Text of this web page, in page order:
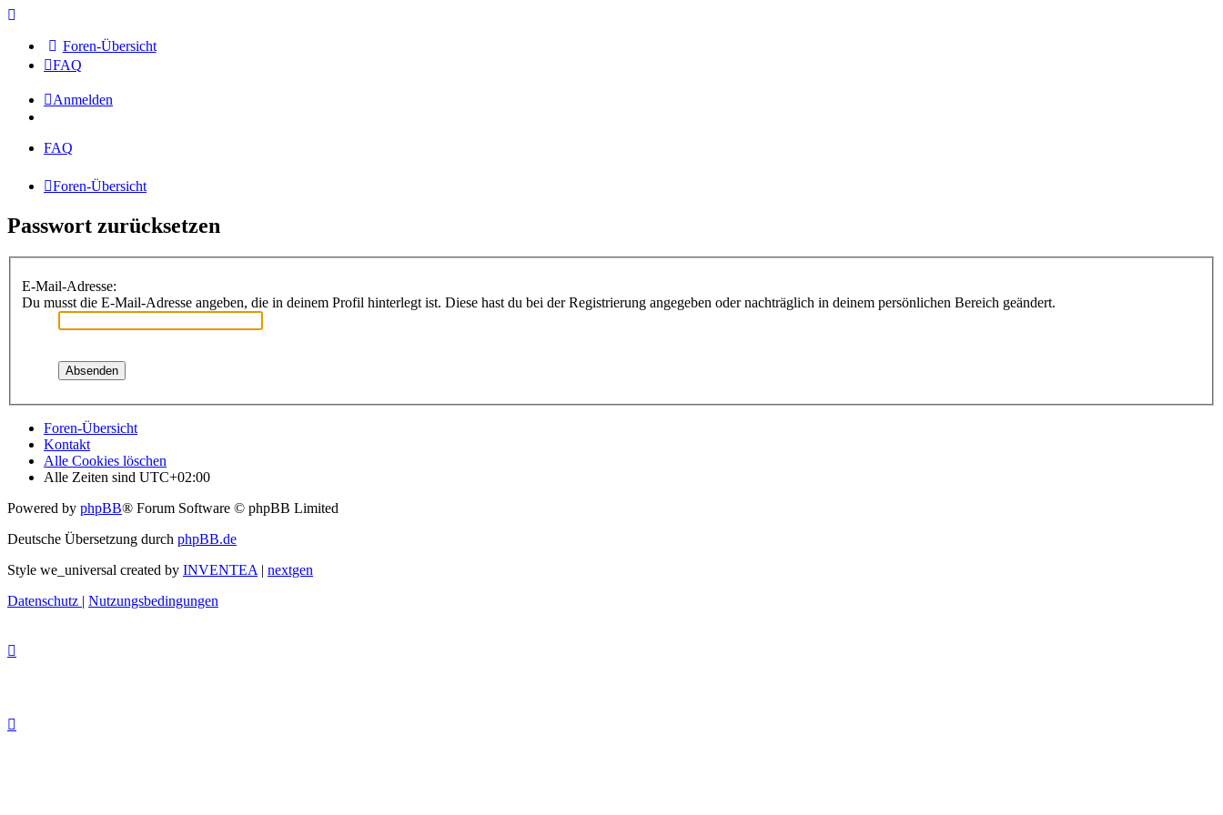
Foren-Übersicht
FAQ
Anmelden
FAQ
Foren-Übersicht
Passwort zurücksetzen
E-Mail-Adresse:
Du musst die E-Mail-Adresse angeben, die in deinem Profil hinterlegt ist. Diese hast du bei der Registrierung angegeben oder nachträglich in deinem persönlichen Bereich geändert.
Foren-Übersicht
Kontakt
Alle Cookies löschen
Alle Zeiten sind UTC+02:00
Powered by phpBB® Forum Software © phpBB Limited
Deutsche Übersetzung durch phpBB.de
Style we_universal created by INVENTEA | nextgen
Datenschutz | Nutzungsbedingungen